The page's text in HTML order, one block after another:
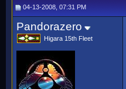
04-13-2008, 07:31 PM
Pandorazero
Higara 15th Fleet